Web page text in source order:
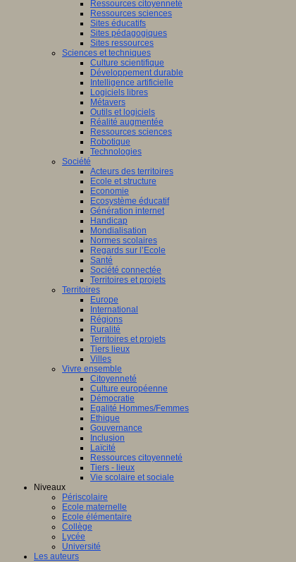
Ressources citoyenneté
Ressources sciences
Sites éducatifs
Sites pédagogiques
Sites ressources
Sciences et techniques
Culture scientifique
Développement durable
Intelligence artificielle
Logiciels libres
Métavers
Outils et logiciels
Réalité augmentée
Ressources sciences
Robotique
Technologies
Société
Acteurs des territoires
Ecole et structure
Economie
Ecosystème éducatif
Génération internet
Handicap
Mondialisation
Normes scolaires
Regards sur l’Ecole
Santé
Société connectée
Territoires et projets
Territoires
Europe
International
Régions
Ruralité
Territoires et projets
Tiers lieux
Villes
Vivre ensemble
Citoyenneté
Culture européenne
Démocratie
Egalité Hommes/Femmes
Ethique
Gouvernance
Inclusion
Laïcité
Ressources citoyenneté
Tiers - lieux
Vie scolaire et sociale
Niveaux
Périscolaire
Ecole maternelle
Ecole élémentaire
Collège
Lycée
Université
Les auteurs